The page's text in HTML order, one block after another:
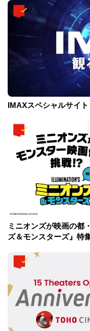
IMAXスペシャルサイ
ミニオンズが映画の都
ズ＆モンスターズ』特